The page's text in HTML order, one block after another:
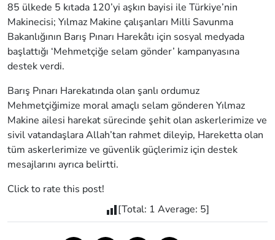
85 ülkede 5 kıtada 120’yi aşkın bayisi ile Türkiye’nin
Makinecisi; Yılmaz Makine çalışanları Milli Savunma
Bakanlığının Barış Pınarı Harekâtı için sosyal medyada
başlattığı ‘Mehmetçiğe selam gönder’ kampanyasına
destek verdi.
Barış Pınarı Harekatında olan şanlı ordumuz
Mehmetçiğimize moral amaçlı selam gönderen Yılmaz
Makine ailesi harekat sürecinde şehit olan askerlerimize ve
sivil vatandaşlara Allah’tan rahmet dileyip, Hareketta olan
tüm askerlerimize ve güvenlik güçlerimiz için destek
mesajlarını ayrıca belirtti.
Click to rate this post!
[Total: 1 Average: 5]